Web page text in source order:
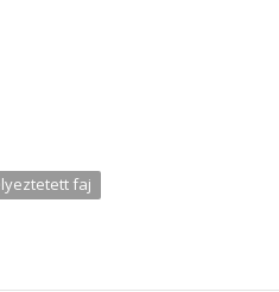
faj